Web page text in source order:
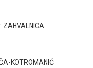
ZAHVALNICA
KOTROMANIĆ